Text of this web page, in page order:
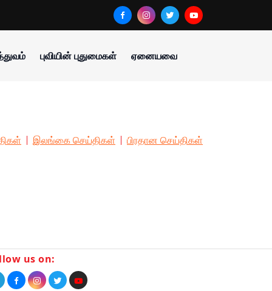
புவியின் புதுமைகள் ஏனையவை
இலங்கை செய்திகள் பிரதான செய்திகள்
us on: